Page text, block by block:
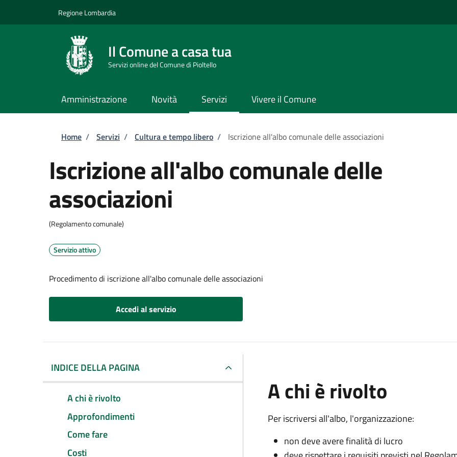
Regione Lombardia
Il Comune a casa tua
Servizi online del Comune di Pioltello
Amministrazione Novità Servizi Vivere il Comune
Briciole di pane
Home / Servizi / Cultura e tempo libero / Iscrizione all'albo comunale delle associazioni
Iscrizione all'albo comunale delle
associazioni
(Regolamento comunale)
Servizio attivo
Procedimento di iscrizione all'albo comunale delle associazioni
Accedi al servizio
INDICE DELLA PAGINA
A chi è rivolto
Approfondimenti
Come fare
Costi
A chi è rivolto
Per iscriversi all'albo, l'organizzazione:
non deve avere finalità di lucro